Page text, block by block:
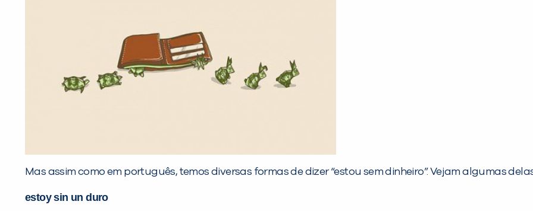
Mas assim como em português, temos diversas formas de dizer “estou sem dinheiro”. Vejam algumas
estoy sin un duro